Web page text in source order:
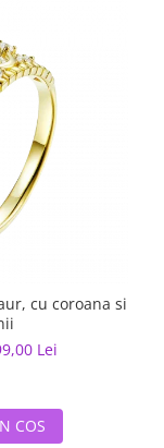
cu coroana si
Lei
COS